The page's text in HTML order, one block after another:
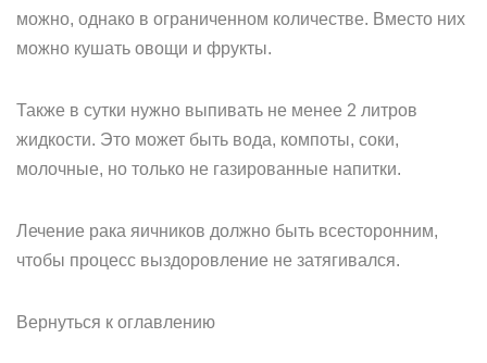
можно, однако в ограниченном количестве. Вместо них
можно кушать овощи и фрукты.
Также в сутки нужно выпивать не менее 2 литров
жидкости. Это может быть вода, компоты, соки,
молочные, но только не газированные напитки.
Лечение рака яичников должно быть всесторонним,
чтобы процесс выздоровление не затягивался.
Вернуться к оглавлению